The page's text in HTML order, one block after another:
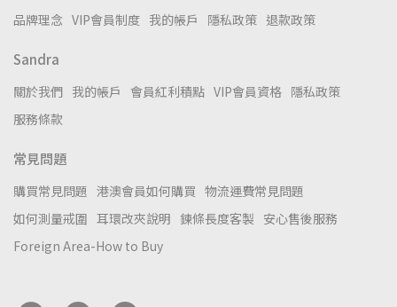
品牌理念 VIP會員制度 我的帳戶 隱私政策 退款政策
Sandra
關於我們 我的帳戶 會員紅利積點 VIP會員資格 隱私政策
服務條款
常見問題
購買常見問題 港澳會員如何購買 物流運費常見問題
如何測量戒圍 耳環改夾說明 鍊條長度客製 安心售後服務
Foreign Area-How to Buy